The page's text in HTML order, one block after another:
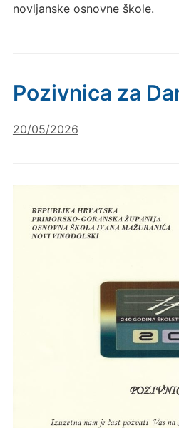
novljanske osnovne škole.
Pozivnica za
20/05/2026